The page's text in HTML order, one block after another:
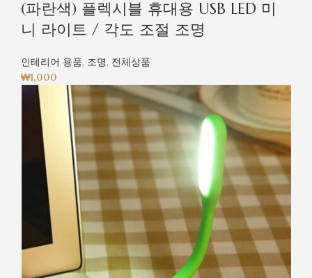
(파란색) 플렉시블 휴대용 USB LED 미
니 라이트 / 각도 조절 조명
인테리어 용품, 조명, 전체상품
₩1,000